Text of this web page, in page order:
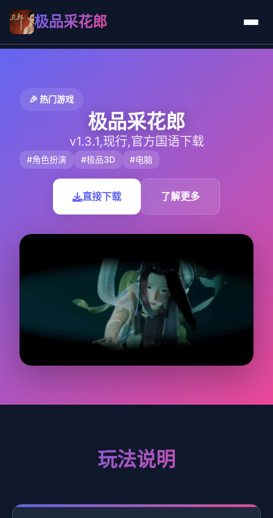
极品采花郎
🎉 热门游戏
极品采花郎
v1.3.1,现行,官方国语下载
#角色扮演 #极品3D #电脑
直接下载 了解更多
玩法说明